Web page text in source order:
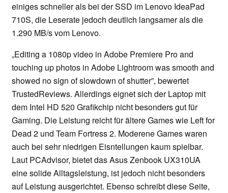
einiges schneller als bei der SSD im Lenovo IdeaPad
710S, die Leserate jedoch deutlich langsamer als die
1.290 MB/s vom Lenovo.
„Editing a 1080p video in Adobe Premiere Pro and
touching up photos in Adobe Lightroom was smooth and
showed no sign of slowdown of shutter”, bewertet
TrustedReviews. Allerdings eignet sich der Laptop mit
dem Intel HD 520 Grafikchip nicht besonders gut für
Gaming. Die Leistung reicht für ältere Games wie Left for
Dead 2 und Team Fortress 2. Moderene Games waren
auch bei sehr niedrigen Eisntellungen kaum spielbar.
Laut PCAdvisor, bietet das Asus Zenbook UX310UA
eine solide Alltagsleistung, ist jedoch nicht besonders
auf Leistung ausgerichtet. Ebenso schreibt diese Seite,